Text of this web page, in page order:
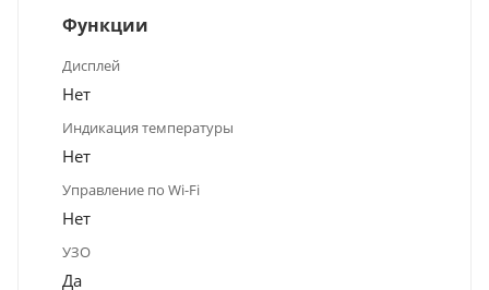
Функции
Дисплей
Нет
Индикация температуры
Нет
Управление по Wi-Fi
Нет
УЗО
Да